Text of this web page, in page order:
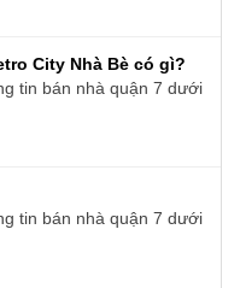
City Nhà Bè có gì?
tin bán nhà quận 7 dưới
tin bán nhà quận 7 dưới